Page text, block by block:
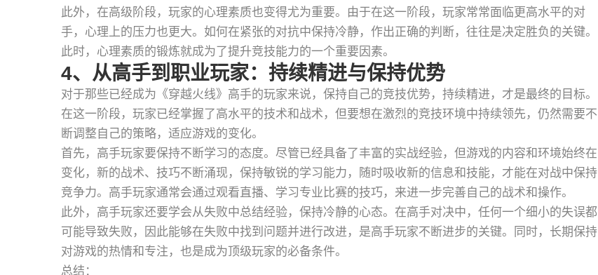
此外，在高级阶段，玩家的心理素质也变得尤为重要。由于在这一阶段，玩家常常面临更高水平的对
手，心理上的压力也更大。如何在紧张的对抗中保持冷静，作出正确的判断，往往是决定胜负的关键。
此时，心理素质的锻炼就成为了提升竞技能力的一个重要因素。
4、从高手到职业玩家：持续精进与保持优势
对于那些已经成为《穿越火线》高手的玩家来说，保持自己的竞技优势，持续精进，才是最终的目标。
在这一阶段，玩家已经掌握了高水平的技术和战术，但要想在激烈的竞技环境中持续领先，仍然需要不
断调整自己的策略，适应游戏的变化。
首先，高手玩家要保持不断学习的态度。尽管已经具备了丰富的实战经验，但游戏的内容和环境始终在
变化，新的战术、技巧不断涌现，保持敏锐的学习能力，随时吸收新的信息和技能，才能在对战中保持
竞争力。高手玩家通常会通过观看直播、学习专业比赛的技巧，来进一步完善自己的战术和操作。
此外，高手玩家还要学会从失败中总结经验，保持冷静的心态。在高手对决中，任何一个细小的失误都
可能导致失败，因此能够在失败中找到问题并进行改进，是高手玩家不断进步的关键。同时，长期保持
对游戏的热情和专注，也是成为顶级玩家的必备条件。
总结：